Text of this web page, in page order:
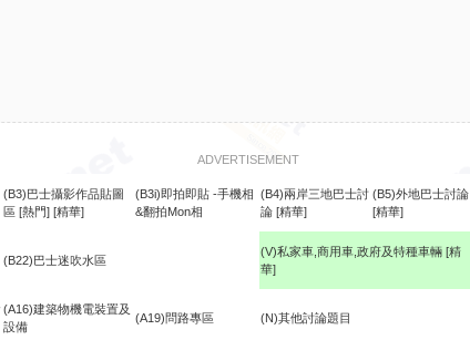
ADVERTISEMENT
(B3)巴士攝影作品貼圖
區 [熱門] [精華]
(B3i)即拍即貼 -手機相
&翻拍Mon相
(B4)兩岸三地巴士討
論 [精華]
(B5)外地巴士討論
[精華]
(B22)巴士迷吹水區
(V)私家車,商用車,政府及特種車輛 [精
華]
(A16)建築物機電裝置及
設備
(A19)問路專區 (N)其他討論題目